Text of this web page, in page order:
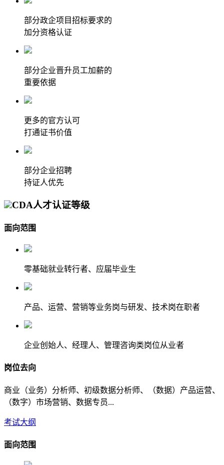
部分政企项目招标要求的
加分资格认证
部分企业晋升员工加薪的
重要依据
更多的官方认可
打通证书价值
部分企业招聘
持证人优先
CDA人才认证等级
面向范围
零基础就业转行者、应届毕业生
产品、运营、营销等业务岗与研发、技术岗在职者
企业创始人、经理人、管理咨询类岗位从业者
岗位去向
商业（业务）分析师、初级数据分析师、（数据）产品运营、
（数字）市场营销、数据专员...
考试大纲
面向范围